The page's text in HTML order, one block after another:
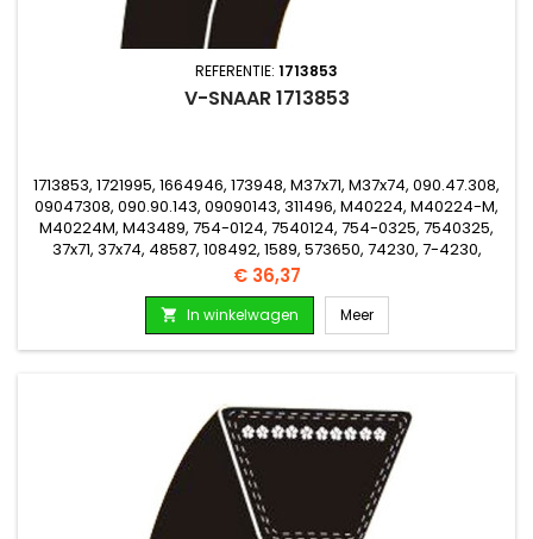
REFERENTIE: 1713853
V-SNAAR 1713853
1713853, 1721995, 1664946, 173948, M37x71, M37x74, 090.47.308,
09047308, 090.90.143, 09090143, 311496, M40224, M40224-M,
M40224M, M43489, 754-0124, 7540124, 754-0325, 7540325,
37x71, 37x74, 48587, 108492, 1589, 573650, 74230, 7-4230,
79160, 7-9160, 10.0.01, 10001, M010.0.01, M010001, 4262414, 165183
Prijs
€ 36,37
 In winkelwagen Meer